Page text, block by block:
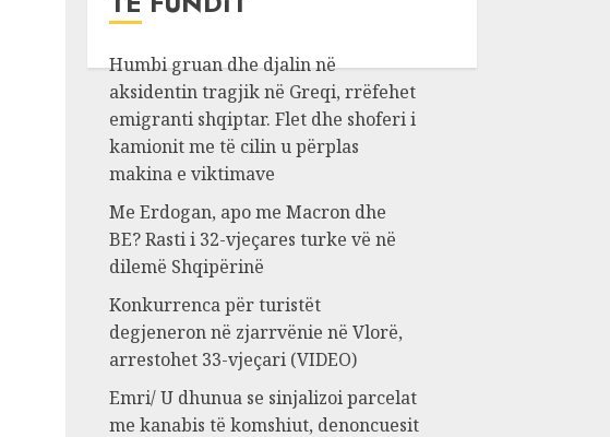
Humbi gruan dhe djalin në
aksidentin tragjik në Greqi, rrëfehet
emigranti shqiptar. Flet dhe shoferi i
kamionit me të cilin u përplas
makina e viktimave
Me Erdogan, apo me Macron dhe
BE? Rasti i 32-vjeçares turke vë në
dilemë Shqipërinë
Konkurrenca për turistët
degjeneron në zjarrvënie në Vlorë,
arrestohet 33-vjeçari (VIDEO)
Emri/ U dhunua se sinjalizoi parcelat
me kanabis të komshiut, denoncuesit